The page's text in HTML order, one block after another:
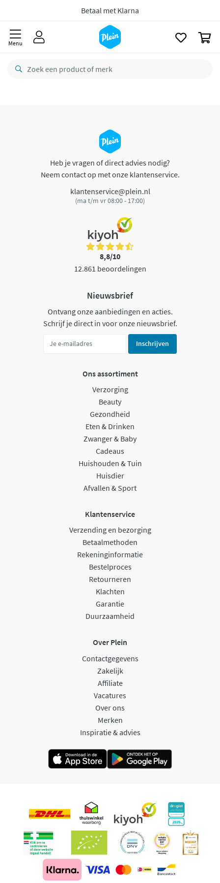
Betaal met Klarna
Menu
Heb je vragen of direct advies nodig?
Neem contact op met onze klantenservice.
klantenservice@plein.nl
(ma t/m vr 08:00 - 17:00)
8,8/10
12.861 beoordelingen
Nieuwsbrief
Ontvang onze aanbiedingen en acties.
Schrijf je direct in voor onze nieuwsbrief.
Inschrijven
Ons assortiment
Verzorging
Beauty
Gezondheid
Eten & Drinken
Zwanger & Baby
Cadeaus
Huishouden & Tuin
Huisdier
Afvallen & Sport
Klantenservice
Verzending en bezorging
Betaalmethoden
Rekeninginformatie
Bestelproces
Retourneren
Klachten
Garantie
Duurzaamheid
Over Plein
Contactgegevens
Zakelijk
Affiliate
Vacatures
Over ons
Merken
Inspiratie & advies